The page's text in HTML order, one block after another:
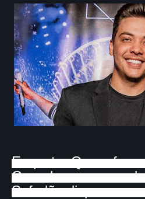
Enquete: Quem fez
Garanhuns no ano
Safadão dispara na